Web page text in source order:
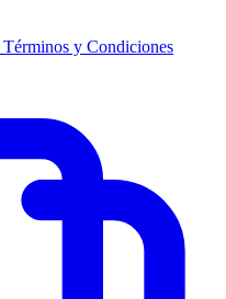
Términos y Condiciones